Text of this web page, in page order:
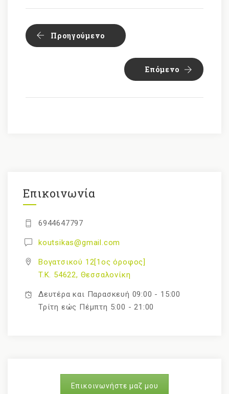
Προηγούμενο
Επόμενο
Επικοινωνία
6944647797
koutsikas@gmail.com
Βογατσικού 12[1ος όροφος]
T.K. 54622, Θεσσαλονίκη
Δευτέρα και Παρασκευή 09:00 - 15:00
Τρίτη εώς Πέμπτη 5:00 - 21:00
Επικοινωνήστε μαζ μου